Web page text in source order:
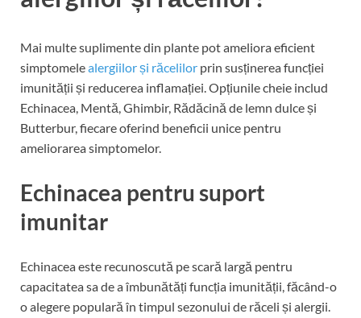
Mai multe suplimente din plante pot ameliora eficient
simptomelealergiilor și răcelilor prin susținerea funcției
imunității și reducerea inflamației. Opțiunile cheie includ
Echinacea, Mentă, Ghimbir, Rădăcină de lemn dulce și
Butterbur, fiecare oferind beneficii unice pentru
ameliorarea simptomelor.
Echinacea pentru suport
imunitar
Echinacea este recunoscută pe scară largă pentru
capacitatea sa de a îmbunătăți funcția imunității, făcând-o
o alegere populară în timpul sezonului de răceli și alergii.